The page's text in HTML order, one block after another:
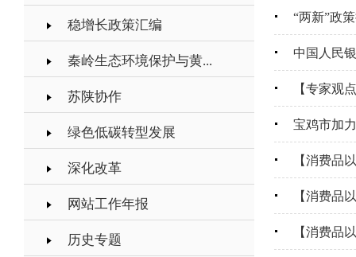
稳增长政策汇编
秦岭生态环境保护与黄...
苏陕协作
绿色低碳转型发展
深化改革
网站工作年报
历史专题
“两新”政
中国人民
【专家观
宝鸡市加
【消费品
【消费品
【消费品